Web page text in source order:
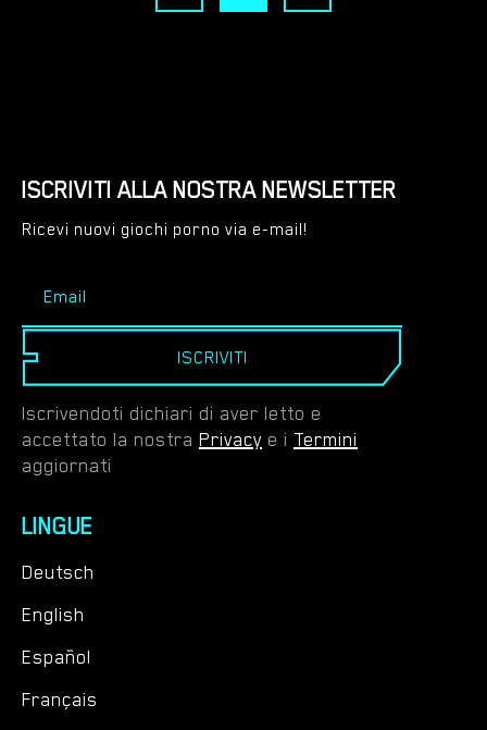
ISCRIVITI ALLA NOSTRA NEWSLETTER
Ricevi nuovi giochi porno via e-mail!
ISCRIVITI
Iscrivendoti dichiari di aver letto e
accettato la nostra Privacy e i Termini
aggiornati
LINGUE
Deutsch
English
Español
Français